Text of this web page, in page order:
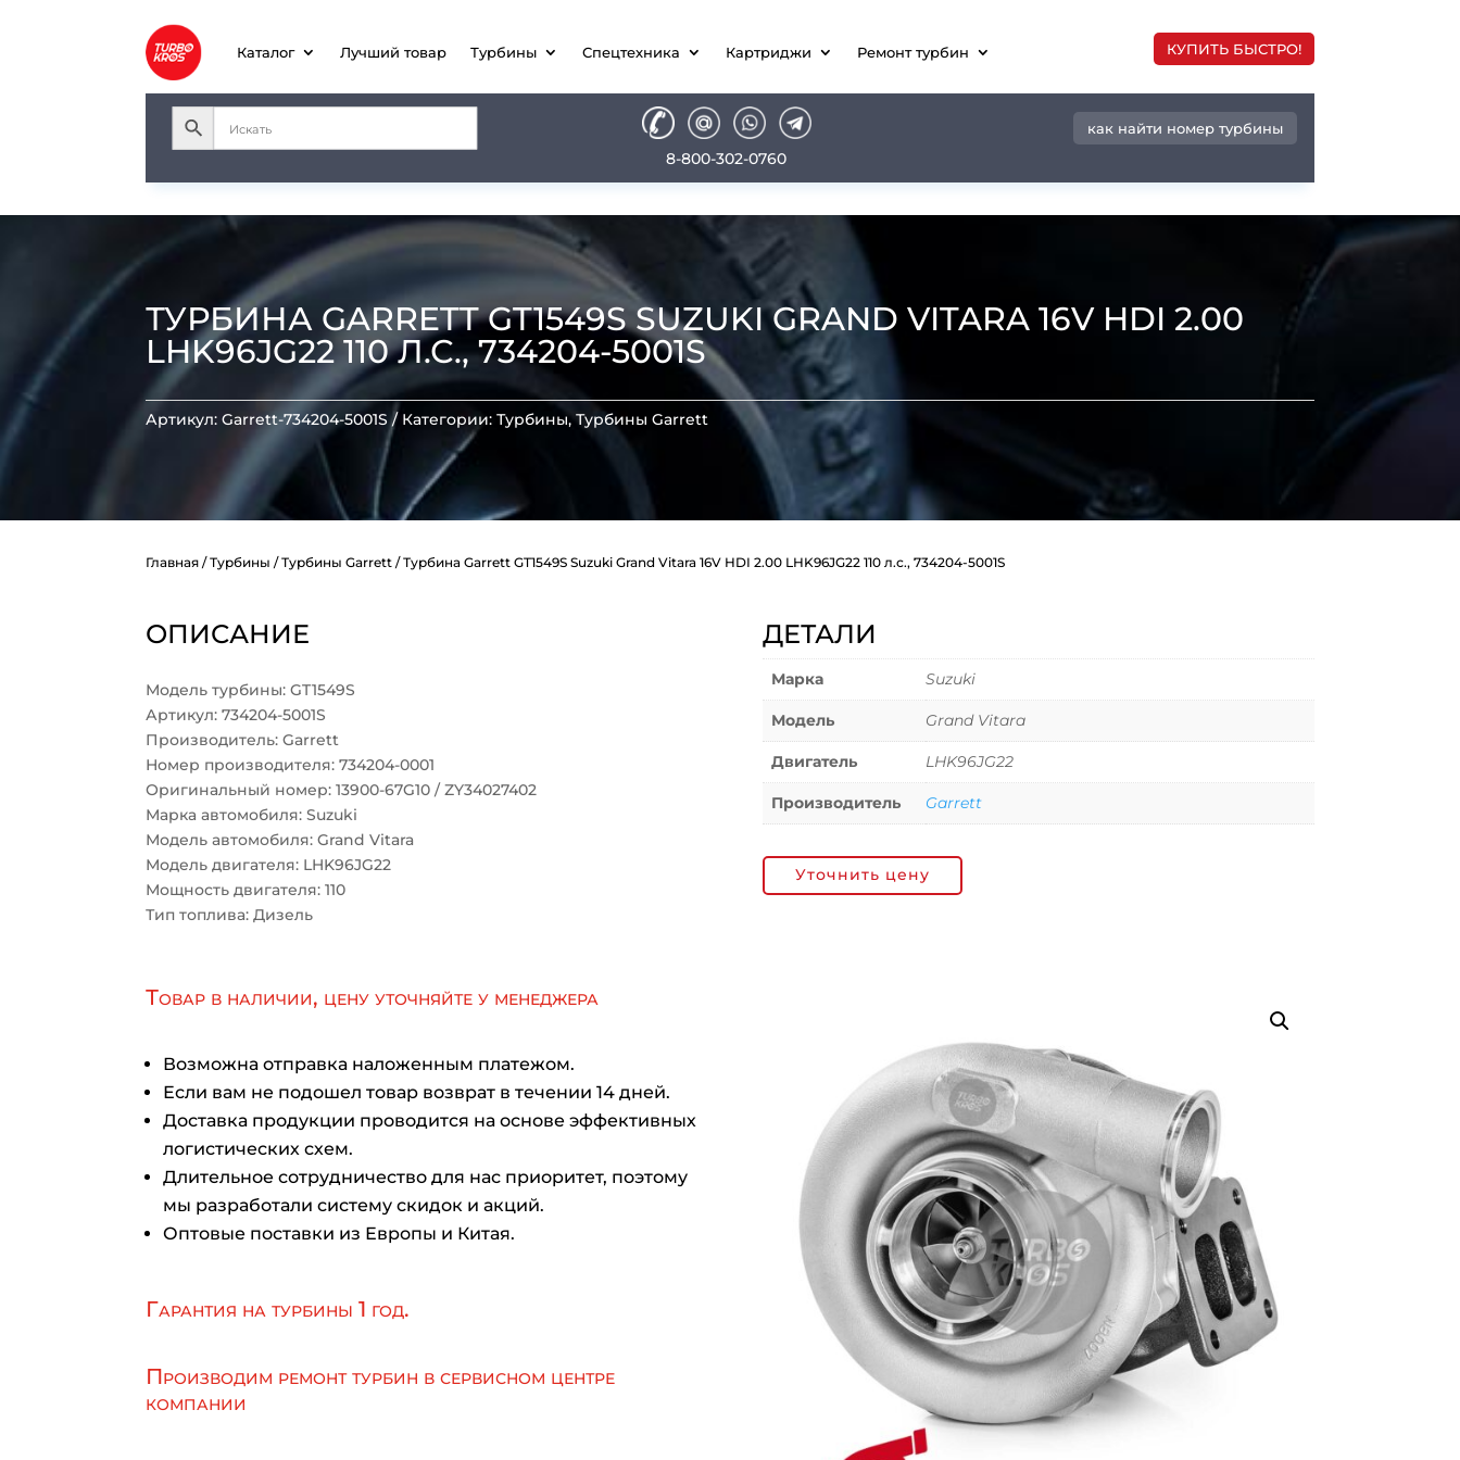
Каталог Лучший товар Турбины Спецтехника Картриджи Ремонт турбин КУПИТЬ БЫСТРО!
8-800-302-0760
как найти номер турбины
ТУРБИНА GARRETT GT1549S SUZUKI GRAND VITARA 16V HDI 2.00
LHK96JG22 110 Л.С., 734204-5001S
Артикул:Garrett-734204-5001S Категории:Турбины,Турбины Garrett
Главная /Турбины /Турбины Garrett / Турбина Garrett GT1549S Suzuki Grand Vitara 16V HDI 2.00 LHK96JG22 110 л.с., 734204-5001S
ОПИСАНИЕ
Модель турбины: GT1549S
Артикул: 734204-5001S
Производитель: Garrett
Номер производителя: 734204-0001
Оригинальный номер: 13900-67G10 / ZY34027402
Марка автомобиля: Suzuki
Модель автомобиля: Grand Vitara
Модель двигателя: LHK96JG22
Мощность двигателя: 110
Тип топлива: Дизель
ДЕТАЛИ
Марка Suzuki
Модель Grand Vitara
Двигатель LHK96JG22
Производитель Garrett
Уточнить цену
Товар в наличии, цену уточняйте у менеджера
Возможна отправка наложенным платежом.
Если вам не подошел товар возврат в течении 14 дней.
Доставка продукции проводится на основе эффективных
логистических схем.
Длительное сотрудничество для нас приоритет, поэтому
мы разработали систему скидок и акций.
Оптовые поставки из Европы и Китая.
Гарантия на турбины 1 год.
Производим ремонт турбин в сервисном центре
компании